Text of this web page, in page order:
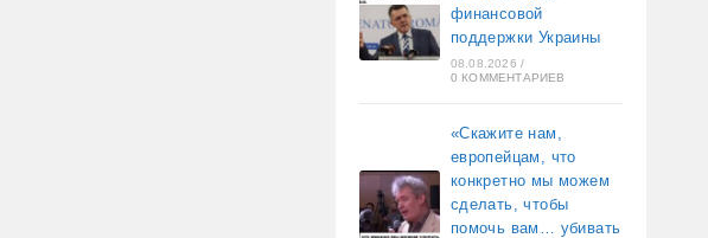
финансовой
поддержки Украины
08.08.2026 /
0 КОММЕНТАРИЕВ
«Скажите нам,
европейцам, что
конкретно мы можем
сделать, чтобы
помочь вам… убивать